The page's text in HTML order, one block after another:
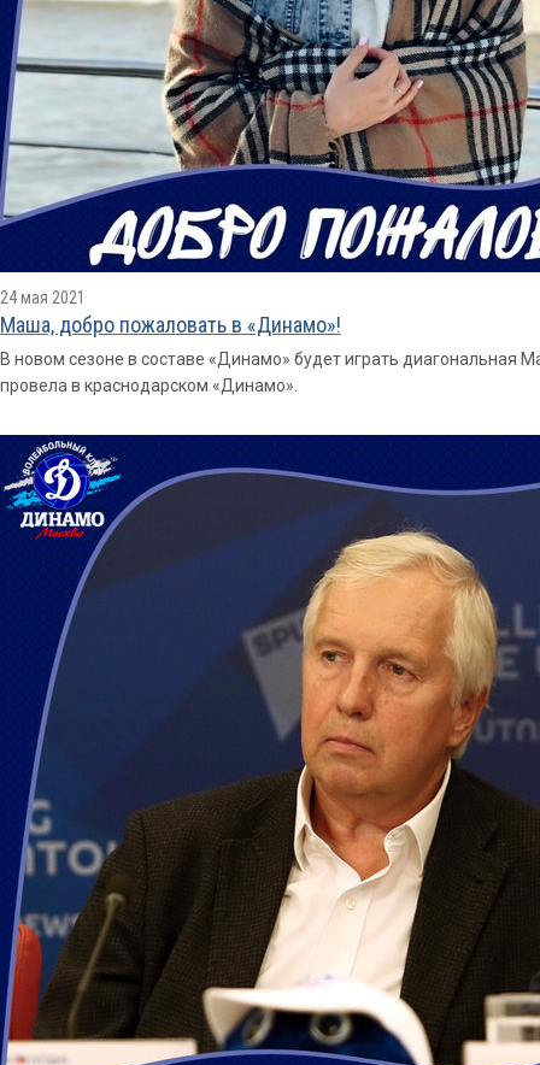
24 мая 2021
Маша, добро пожаловать в «Динамо»!
В новом сезоне в составе «Динамо» будет играть диагональная
провела в краснодарском «Динамо».